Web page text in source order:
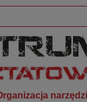
narzędzi